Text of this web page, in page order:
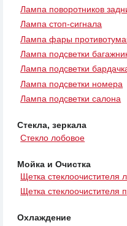
Лампа поворотников
Лампа стоп-сигнала
Лампа фары
Лампа подсветки
Лампа подсветки
Лампа подсветки номера
Лампа подсветки салона
Стекла, зеркала
Стекло лобовое
Мойка и Очистка
Щетка стеклоочистителя
Щетка стеклоочистителя
Охлаждение